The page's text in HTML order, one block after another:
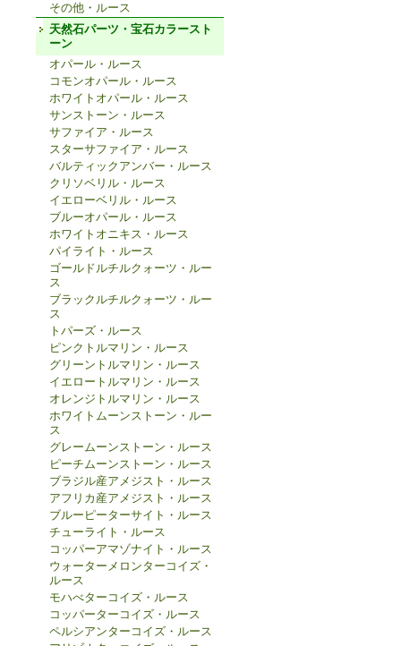
その他・ルース
天然石パーツ・宝石カラースト
ーン
オパール・ルース
コモンオパール・ルース
ホワイトオパール・ルース
サンストーン・ルース
サファイア・ルース
スターサファイア・ルース
バルティックアンバー・ルース
クリソベリル・ルース
イエローベリル・ルース
ブルーオパール・ルース
ホワイトオニキス・ルース
パイライト・ルース
ゴールドルチルクォーツ・ルー
ス
ブラックルチルクォーツ・ルー
ス
トパーズ・ルース
ピンクトルマリン・ルース
グリーントルマリン・ルース
イエロートルマリン・ルース
オレンジトルマリン・ルース
ホワイトムーンストーン・ルー
ス
グレームーンストーン・ルース
ピーチムーンストーン・ルース
ブラジル産アメジスト・ルース
アフリカ産アメジスト・ルース
ブルーピーターサイト・ルース
チューライト・ルース
コッパーアマゾナイト・ルース
ウォーターメロンターコイズ・
ルース
モハべターコイズ・ルース
コッパーターコイズ・ルース
ペルシアンターコイズ・ルース